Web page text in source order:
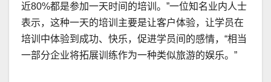
近80%都是参加一天时间的培训。”一位知名业内人士
表示，这种一天的培训主要是让客户体验，让学员在
培训中体验到成功、快乐，促进学员间的感情，“相当
一部分企业将拓展训练作为一种类似旅游的娱乐。”